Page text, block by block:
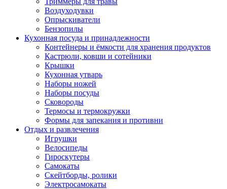
Воздуходувки
Опрыскиватели
Бензопилы
Кухонная посуда и принадлежности
Контейнеры и ёмкости для хранения продуктов
Кастрюли, ковши и сотейники
Крышки
Кухонная утварь
Наборы ножей
Наборы посуды
Сковороды
Термосы и термокружки
Формы для запекания и противни
Отдых и развлечения
Игрушки
Велосипеды
Гироскутеры
Самокаты
Скейтборды, ролики
Электросамокаты